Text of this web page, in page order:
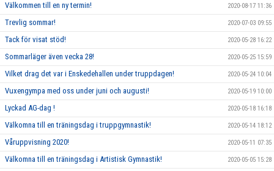
Välkommen till en ny termin! 2020-08-17 11:36
Trevlig sommar! 2020-07-03 09:55
Tack för visat stöd! 2020-05-28 16:22
Sommarläger även vecka 28! 2020-05-25 15:59
Vilket drag det var i Enskedehallen under truppdagen! 2020-05-24 10:04
Vuxengympa med oss under juni och augusti! 2020-05-19 10:00
Lyckad AG-dag ! 2020-05-18 16:18
Välkomna till en träningsdag i truppgymnastik! 2020-05-14 18:12
Våruppvisning 2020! 2020-05-11 07:35
Välkomna till en träningsdag i Artistisk Gymnastik! 2020-05-05 15:28